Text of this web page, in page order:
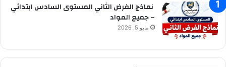
نماذج الفرض الثاني المستوى السادس ابتدائي
– جميع المواد
مايو 5, 2026